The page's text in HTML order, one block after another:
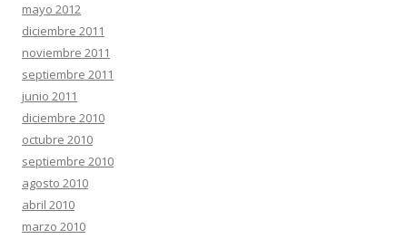
mayo 2012
diciembre 2011
noviembre 2011
septiembre 2011
junio 2011
diciembre 2010
octubre 2010
septiembre 2010
agosto 2010
abril 2010
marzo 2010